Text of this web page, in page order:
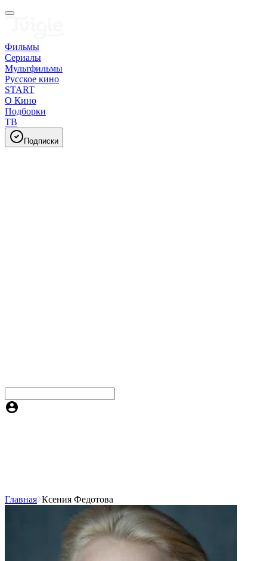
Фильмы
Сериалы
Мультфильмы
Русское кино
START
О Кино
Подборки
ТВ
Подписки
Главная Ксения Федотова